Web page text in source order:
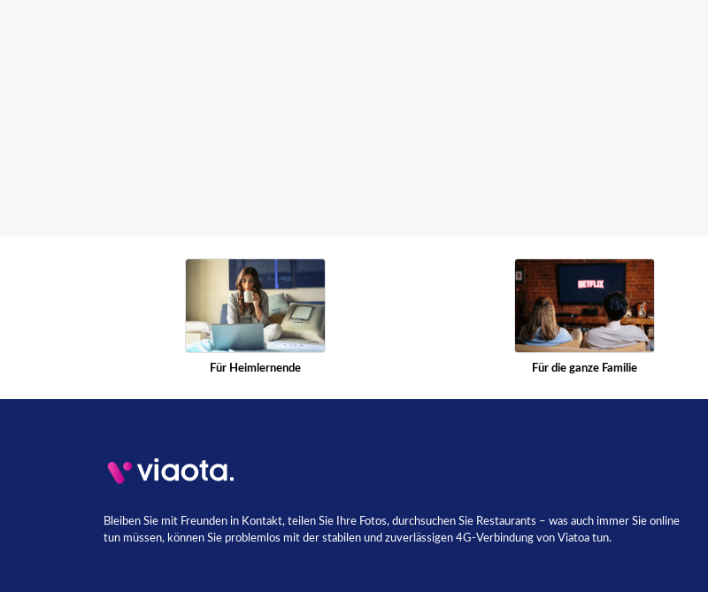
Für Heimlernende Für die ganze Familie
Bleiben Sie mit Freunden in Kontakt, teilen Sie Ihre Fotos, durchsuchen Sie Restaurants – was auch immer Sie online
tun müssen, können Sie problemlos mit der stabilen und zuverlässigen 4G-Verbindung von Viatoa tun.